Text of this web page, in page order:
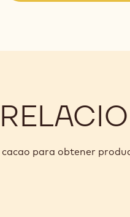
para obtener